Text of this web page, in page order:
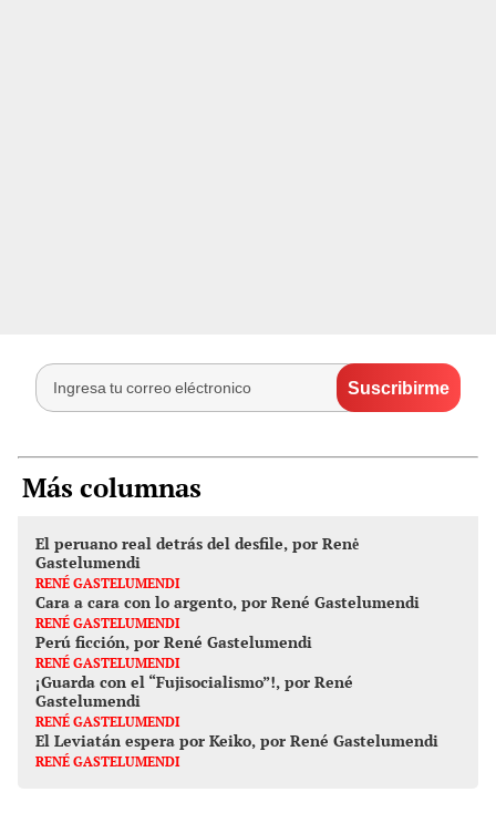
Más columnas
El peruano real detrás del desfile, por Renė
Gastelumendi
RENÉ GASTELUMENDI
Cara a cara con lo argento, por René Gastelumendi
RENÉ GASTELUMENDI
Perú ficción, por René Gastelumendi
RENÉ GASTELUMENDI
¡Guarda con el “Fujisocialismo”!, por René
Gastelumendi
RENÉ GASTELUMENDI
El Leviatán espera por Keiko, por René Gastelumendi
RENÉ GASTELUMENDI